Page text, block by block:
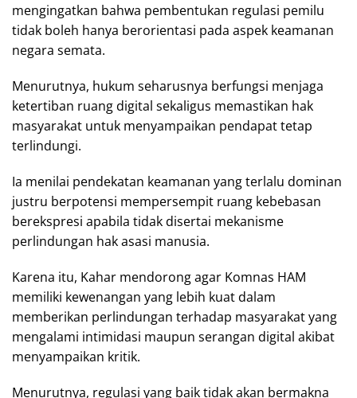
mengingatkan bahwa pembentukan regulasi pemilu
tidak boleh hanya berorientasi pada aspek keamanan
negara semata.
Menurutnya, hukum seharusnya berfungsi menjaga
ketertiban ruang digital sekaligus memastikan hak
masyarakat untuk menyampaikan pendapat tetap
terlindungi.
Ia menilai pendekatan keamanan yang terlalu dominan
justru berpotensi mempersempit ruang kebebasan
berekspresi apabila tidak disertai mekanisme
perlindungan hak asasi manusia.
Karena itu, Kahar mendorong agar Komnas HAM
memiliki kewenangan yang lebih kuat dalam
memberikan perlindungan terhadap masyarakat yang
mengalami intimidasi maupun serangan digital akibat
menyampaikan kritik.
Menurutnya, regulasi yang baik tidak akan bermakna